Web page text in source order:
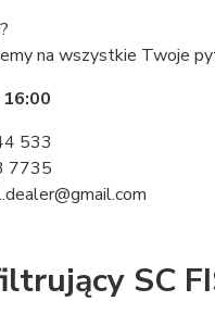
na wszystkie Twoje
533
7735
SC